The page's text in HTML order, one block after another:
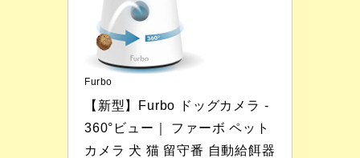
Furbo
【新型】Furbo ドッグカメラ -
360°ビュー｜ ファーボ ペット
カメラ 犬 猫 留守番 自動給餌器